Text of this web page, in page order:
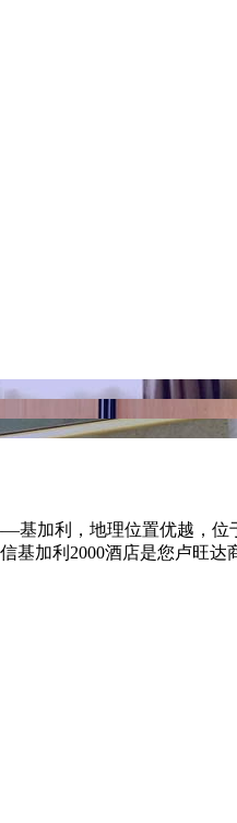
基加利，地理位置优越，位
基加利 2000酒店是您卢旺达